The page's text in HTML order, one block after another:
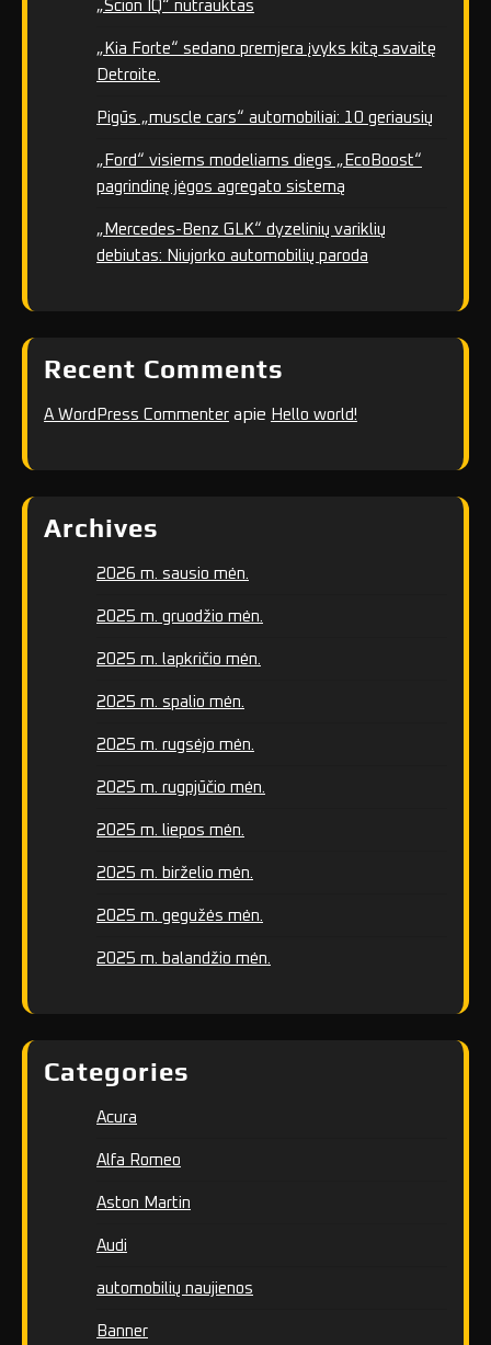
„Scion IQ“ nutrauktas
„Kia Forte“ sedano premjera įvyks kitą savaitę
Detroite.
Pigūs „muscle cars“ automobiliai: 10 geriausių
„Ford“ visiems modeliams diegs „EcoBoost“
pagrindinę jėgos agregato sistemą
„Mercedes-Benz GLK“ dyzelinių variklių
debiutas: Niujorko automobilių paroda
Recent Comments
A WordPress Commenter apie Hello world!
Archives
2026 m. sausio mėn.
2025 m. gruodžio mėn.
2025 m. lapkričio mėn.
2025 m. spalio mėn.
2025 m. rugsėjo mėn.
2025 m. rugpjūčio mėn.
2025 m. liepos mėn.
2025 m. birželio mėn.
2025 m. gegužės mėn.
2025 m. balandžio mėn.
Categories
Acura
Alfa Romeo
Aston Martin
Audi
automobilių naujienos
Banner